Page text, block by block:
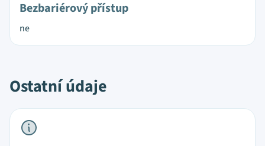
Bezbariérový přístup
ne
Ostatní údaje